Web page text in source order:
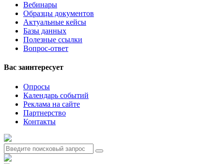
Вебинары
Образцы документов
Актуальные кейсы
Базы данных
Полезные ссылки
Вопрос-ответ
Вас заинтересует
Опросы
Календарь событий
Реклама на сайте
Партнерство
Контакты